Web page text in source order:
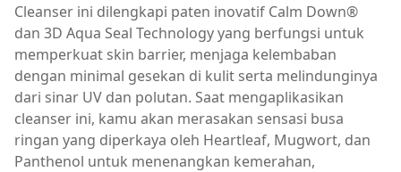
Cleanser ini dilengkapi paten inovatif Calm Down®
dan 3D Aqua Seal Technology yang berfungsi untuk
memperkuat skin barrier, menjaga kelembaban
dengan minimal gesekan di kulit serta melindunginya
dari sinar UV dan polutan. Saat mengaplikasikan
cleanser ini, kamu akan merasakan sensasi busa
ringan yang diperkaya oleh Heartleaf, Mugwort, dan
Panthenol untuk menenangkan kemerahan,